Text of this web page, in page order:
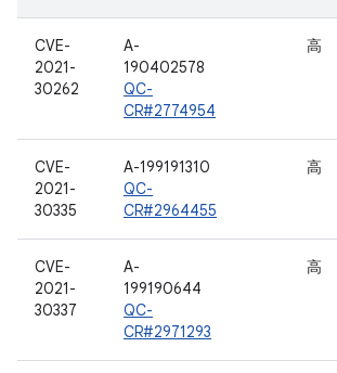
CVE-
2021-
30262
A-
190402578
QC-
CR#2774954
高
CVE-
2021-
30335
A-199191310
QC-
CR#2964455
高
CVE-
2021-
30337
A-
199190644
QC-
CR#2971293
高